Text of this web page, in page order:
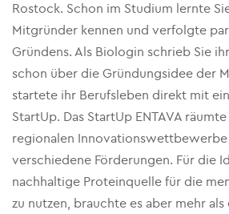
Rostock. Schon im Studium lernte
Mitgründer kennen und verfolgte
Gründens. Als Biologin schrieb Sie
schon über die Gründungsidee der
startete ihr Berufsleben direkt mit
StartUp. Das StartUp ENTAVA
regionalen
verschiedene Förderungen. Für die
nachhaltige Proteinquelle für die
zu nutzen, brauchte es aber mehr